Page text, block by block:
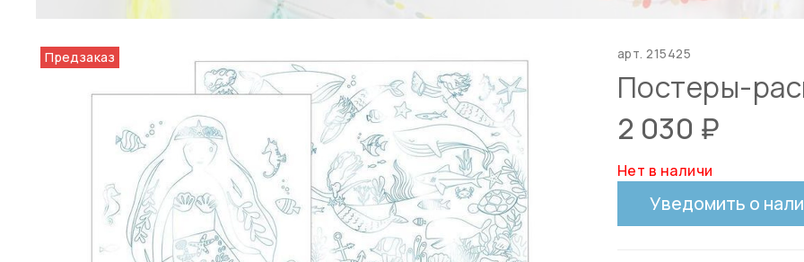
Предзаказ арт.215425
Постеры-
2 030 ₽
Нет в наличи
Уведомить о